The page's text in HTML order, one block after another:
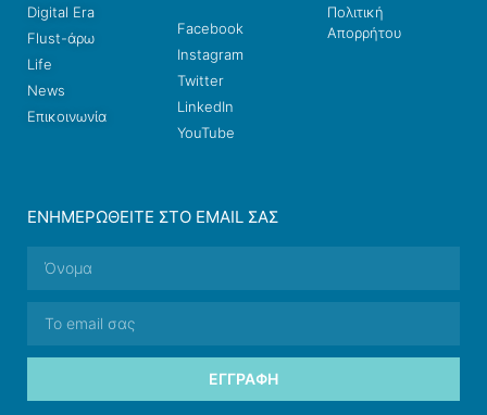
Digital Era
Flust-άρω
Life
News
Επικοινωνία
Facebook
Instagram
Twitter
LinkedIn
YouTube
Πολιτική
Απορρήτου
ΕΝΗΜΕΡΩΘΕΊΤΕ ΣΤΟ EMAIL ΣΑΣ
ΕΓΓΡΑΦΉ